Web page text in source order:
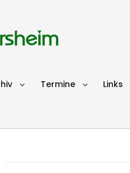
Termine Links